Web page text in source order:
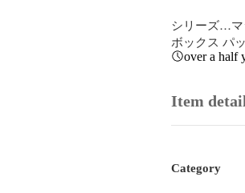
シリーズ…マ
ボックス パ
over a half
Item
Category